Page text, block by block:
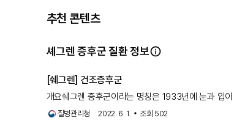
추천 콘텐츠
셰그렌 증후군 질환 정보
[쉐그렌] 건조증후군
개요쉐그렌 증후군이라는 명칭은 1933년에 눈과 입
관절염 환자에서 처음으로 보고한 스웨덴 안과 의사 쉐
질병관리청 2022. 6. 1. 조회 502